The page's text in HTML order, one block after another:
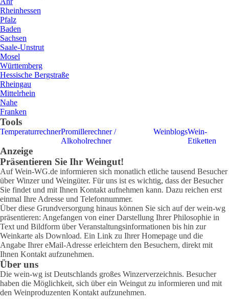
Rheinhessen
Pfalz
Baden
Sachsen
Saale-Unstrut
Mosel
Württemberg
Hessische Bergstraße
Rheingau
Mittelrhein
Nahe
Franken
Tools
TemperaturrechnerPromillerechner /
Alkoholrechner
WeinblogsWein-
Etiketten
Anzeige
Präsentieren Sie Ihr Weingut!
Auf Wein-WG.de informieren sich monatlich etliche tausend Besucher
über Winzer und Weingüter. Für uns ist es wichtig, dass der Besucher
Sie findet und mit Ihnen Kontakt aufnehmen kann. Dazu reichen erst
einmal Ihre Adresse und Telefonnummer.
Über diese Grundversorgung hinaus können Sie sich auf der wein-wg
präsentieren: Angefangen von einer Darstellung Ihrer Philosophie in
Text und Bildform über Veranstaltungsinformationen bis hin zur
Weinkarte als Download. Ein Link zu Ihrer Homepage und die
Angabe Ihrer eMail-Adresse erleichtern den Besuchern, direkt mit
Ihnen Kontakt aufzunehmen.
Über uns
Die wein-wg ist Deutschlands großes Winzerverzeichnis. Besucher
haben die Möglichkeit, sich über ein Weingut zu informieren und mit
den Weinproduzenten Kontakt aufzunehmen.